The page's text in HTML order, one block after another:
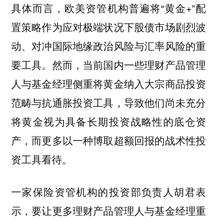
具体而言，欧美资管机构普遍将“黄金+”配
置策略作为应对极端状况下股债市场剧烈波
动、对冲国际地缘政治风险与汇率风险的重
要工具。然而，当前国内一些理财产品管理
人与基金经理侧重将黄金纳入大宗商品投资
范畴与抗通胀投资工具，导致他们尚未充分
将黄金视为具备长期投资战略性的底仓资
产，而更多以一种博取超额回报的战术性投
资工具看待。
一家保险资管机构的投资部负责人胡君表
示，要让更多理财产品管理人与基金经理重